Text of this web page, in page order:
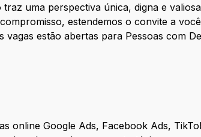
uma perspectiva única, digna e
estendemos o convite a
estão abertas para Pessoas com
online Google Ads, Facebook Ads,